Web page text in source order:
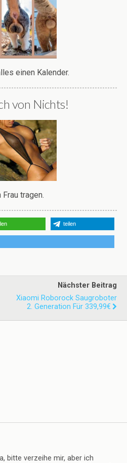
einen Kalender.
von Nichts!
Frau tragen.
teilen
Nächster Beitrag
Xiaomi Roborock Saugroboter
2. Generation Für 339,99€
bitte verzeihe mir, aber ich